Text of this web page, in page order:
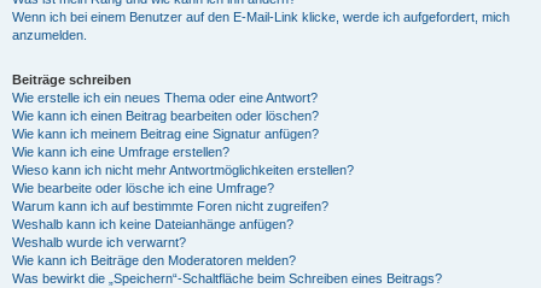
Wenn ich bei einem Benutzer auf den E-Mail-Link klicke, werde ich aufgefordert, mich
anzumelden.
Beiträge schreiben
Wie erstelle ich ein neues Thema oder eine Antwort?
Wie kann ich einen Beitrag bearbeiten oder löschen?
Wie kann ich meinem Beitrag eine Signatur anfügen?
Wie kann ich eine Umfrage erstellen?
Wieso kann ich nicht mehr Antwortmöglichkeiten erstellen?
Wie bearbeite oder lösche ich eine Umfrage?
Warum kann ich auf bestimmte Foren nicht zugreifen?
Weshalb kann ich keine Dateianhänge anfügen?
Weshalb wurde ich verwarnt?
Wie kann ich Beiträge den Moderatoren melden?
Was bewirkt die „Speichern“-Schaltfläche beim Schreiben eines Beitrags?